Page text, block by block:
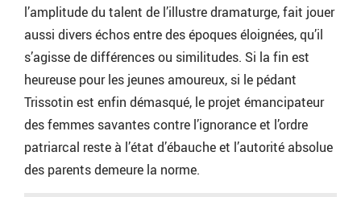
l’amplitude du talent de l’illustre dramaturge, fait jouer
aussi divers échos entre des époques éloignées, qu’il
s’agisse de différences ou similitudes. Si la fin est
heureuse pour les jeunes amoureux, si le pédant
Trissotin est enfin démasqué, le projet émancipateur
des femmes savantes contre l’ignorance et l’ordre
patriarcal reste à l’état d’ébauche et l’autorité absolue
des parents demeure la norme.